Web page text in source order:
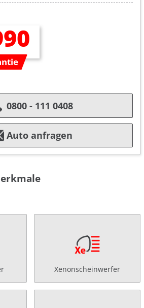
0800 - 111 0408
Auto anfragen
Xenonscheinwerfer